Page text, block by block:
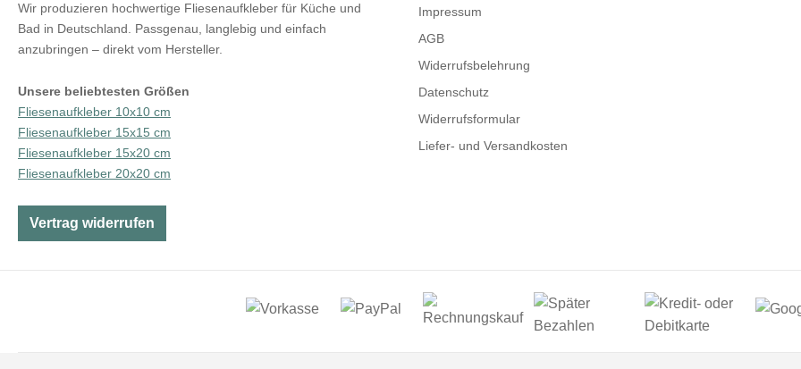
Wir produzieren hochwertige Fliesenaufkleber für Küche und
Bad in Deutschland. Passgenau, langlebig und einfach
anzubringen – direkt vom Hersteller.
Unsere beliebtesten Größen
Fliesenaufkleber 10x10 cm
Fliesenaufkleber 15x15 cm
Fliesenaufkleber 15x20 cm
Fliesenaufkleber 20x20 cm
Vertrag widerrufen
Impressum
AGB
Widerrufsbelehrung
Datenschutz
Widerrufsformular
Liefer- und Versandkosten